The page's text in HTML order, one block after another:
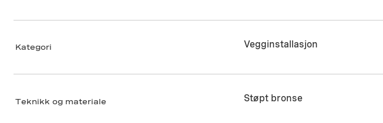
Kategori Vegginstallasjon
Teknikk og materiale Støpt bronse